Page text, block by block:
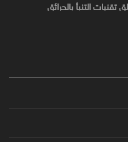
تقنيات التنبأ بالحرائق